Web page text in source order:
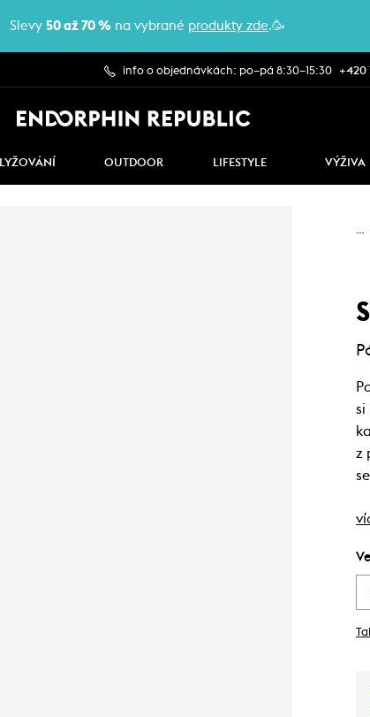
Slevy 50 až 70 % na vybrané produkty zde.🥳
info o objednávkách: po–pá 8:30–15:30 +420
LYŽOVÁNÍ OUTDOOR LIFESTYLE VÝŽIVA
…
si
z